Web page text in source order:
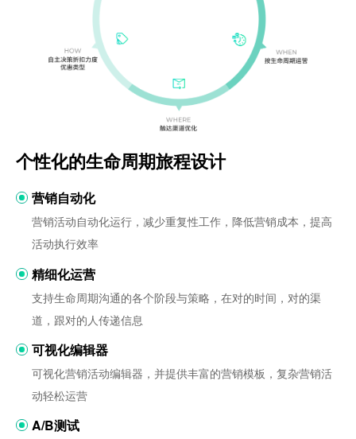
个性化的生命周期旅程设计
营销自动化
营销活动自动化运行，减少重复性工作，降低营销成本，提高
活动执行效率
精细化运营
支持生命周期沟通的各个阶段与策略，在对的时间，对的渠
道，跟对的人传递信息
可视化编辑器
可视化营销活动编辑器，并提供丰富的营销模板，复杂营销活
动轻松运营
A/B测试